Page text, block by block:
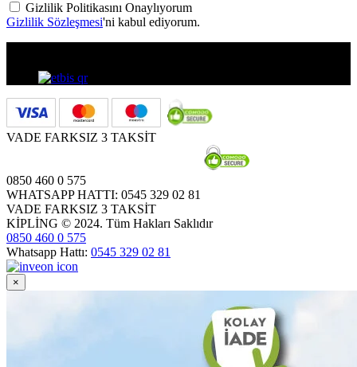
Gizlilik Politikasını Onaylıyorum
Gizlilik Sözleşmesi'ni kabul ediyorum.
VADE FARKSIZ 3 TAKSİT
0850 460 0 575
WHATSAPP HATTI: 0545 329 02 81
VADE FARKSIZ 3 TAKSİT
KİPLİNG © 2024. Tüm Hakları Saklıdır
0850 460 0 575
Whatsapp Hattı: 0545 329 02 81
×